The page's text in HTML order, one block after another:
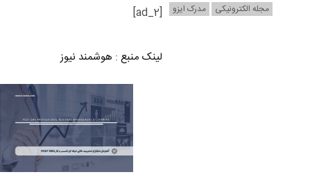
[ad_2]
لینک منبع : هوشمند نیوز
مجله الکترونیکی
مدرک ایزو